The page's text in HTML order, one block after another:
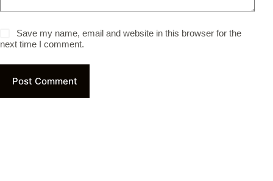
Save my name, email and website in this browser for the
next time I comment.
Post Comment